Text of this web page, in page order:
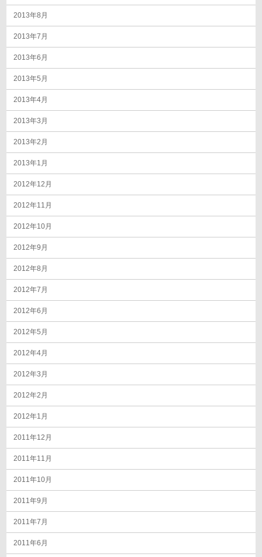
2013年8月
2013年7月
2013年6月
2013年5月
2013年4月
2013年3月
2013年2月
2013年1月
2012年12月
2012年11月
2012年10月
2012年9月
2012年8月
2012年7月
2012年6月
2012年5月
2012年4月
2012年3月
2012年2月
2012年1月
2011年12月
2011年11月
2011年10月
2011年9月
2011年7月
2011年6月